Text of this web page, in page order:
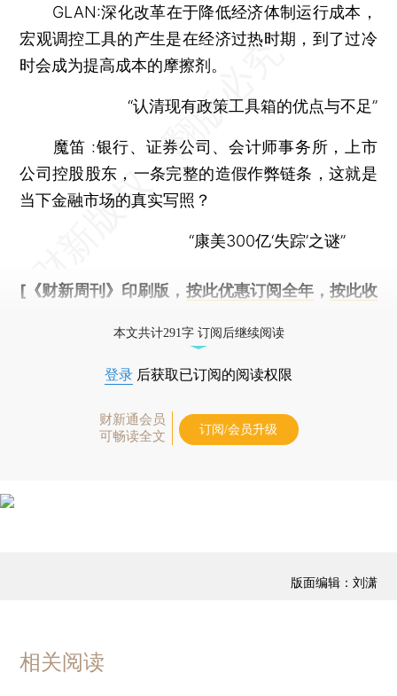
GLAN:深化改革在于降低经济体制运行成本，
宏观调控工具的产生是在经济过热时期，到了过冷
时会成为提高成本的摩擦剂。
“认清现有政策工具箱的优点与不足”
魔笛 :银行、证券公司、会计师事务所，上市
公司控股股东，一条完整的造假作弊链条，这就是
当下金融市场的真实写照？
“康美300亿‘失踪’之谜”
[《财新周刊》印刷版， 按此优惠订阅全年， 按此收
本文共计291字 订阅后继续阅读
登录 后获取已订阅的阅读权限
财新通会员
可畅读全文
订阅/会员升级
版面编辑：刘潇
相关阅读